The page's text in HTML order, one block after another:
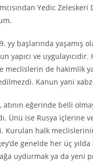
Yedic Zeleskeri
yy başlarında yaşamış
yapıcı ve uygulayıcıdır.
meclislerin de hakimlik
Kanun yani xabze
atının eğerinde belli
Ünü ise Rusya içlerine
Kurulan halk
genelde her üç
uydurmak ya da yeni